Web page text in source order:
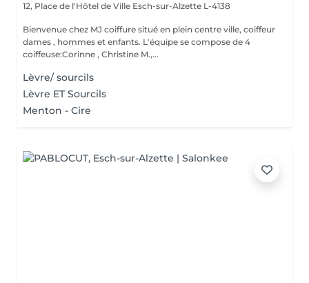
12, Place de l'Hôtel de Ville Esch-sur-Alzette L-4138
Bienvenue chez MJ coiffure situé en plein centre ville, coiffeur
dames , hommes et enfants. L'équipe se compose de 4
coiffeuse:Corinne , Christine M.,...
Lèvre/ sourcils
Lèvre ET Sourcils
Menton - Cire